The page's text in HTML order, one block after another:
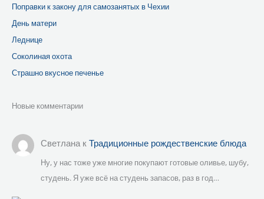
Поправки к закону для самозанятых в Чехии
День матери
Леднице
Соколиная охота
Страшно вкусное печенье
Новые комментарии
Светланак Традиционные рождественские блюда
Ну, у нас тоже уже многие покупают готовые оливье, шубу,
студень. Я уже всё на студень запасов, раз в год…